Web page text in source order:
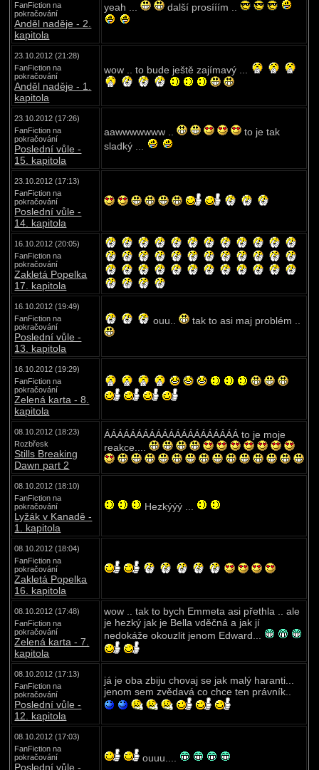
FanFiction na
pokračování
Anděl naděje - 2.
kapitola
yeah ... další prosííím ..
23.10.2012 (21:28)
FanFiction na
pokračování
Anděl naděje - 1.
kapitola
wow .. to bude ještě zajímavý ...
23.10.2012 (17:26)
FanFiction na
pokračování
Poslední vůle -
15. kapitola
aawwwwwww ..
to je tak
sladký ...
23.10.2012 (17:13)
FanFiction na
pokračování
Poslední vůle -
14. kapitola
16.10.2012 (20:05)
FanFiction na
pokračování
Zakletá Popelka
17. kapitola
16.10.2012 (19:49)
FanFiction na
pokračování
Poslední vůle -
13. kapitola
ouu.. tak to asi maj problém ..
16.10.2012 (19:29)
FanFiction na
pokračování
Zelená karta - 8.
kapitola
08.10.2012 (18:23)
Rozbřesk
Stills Breaking
Dawn part 2
ÁÁÁÁÁÁÁÁÁÁÁÁÁÁÁÁÁÁÁÁÁ to je moje
reakce....
08.10.2012 (18:10)
FanFiction na
pokračování
Lyžák v Kanadě -
1. kapitola
Hezkýýý ...
08.10.2012 (18:04)
FanFiction na
pokračování
Zakletá Popelka
16. kapitola
08.10.2012 (17:48)
FanFiction na
pokračování
Zelená karta - 7.
kapitola
wow .. tak to bych Emmeta asi přethla .. ale
je hezký jak je Bella vděčná a jak jí
nedokáže okouzlit jenom Edward...
08.10.2012 (17:13)
FanFiction na
pokračování
Poslední vůle -
12. kapitola
já je oba zbiju chovaj se jak malý haranti...
jenom sem zvědavá co chce ten právník..
08.10.2012 (17:03)
FanFiction na
pokračování
Poslední vůle -
ouuu....